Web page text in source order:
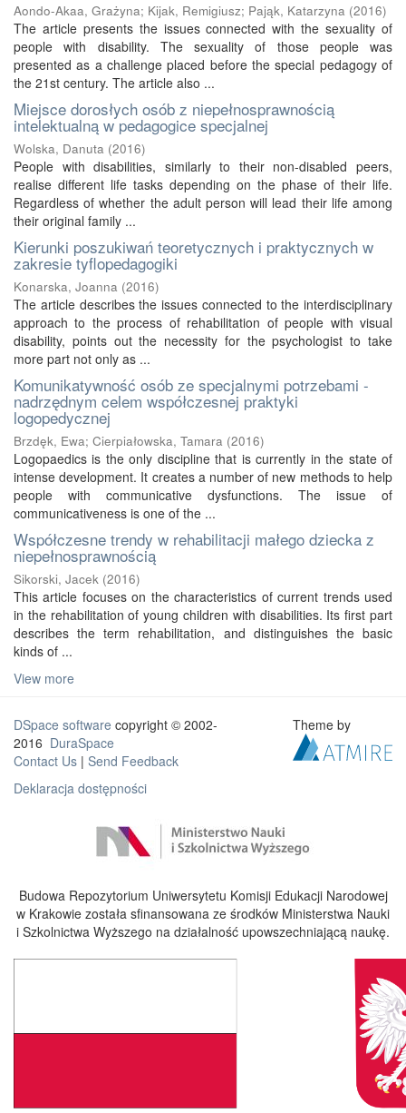
Aondo-Akaa, Grażyna; Kijak, Remigiusz; Pająk, Katarzyna (2016)
The article presents the issues connected with the sexuality of
people with disability. The sexuality of those people was
presented as a challenge placed before the special pedagogy of
the 21st century. The article also ...
Miejsce dorosłych osób z niepełnosprawnością
intelektualną w pedagogice specjalnej
Wolska, Danuta (2016)
People with disabilities, similarly to their non-disabled peers,
realise different life tasks depending on the phase of their life.
Regardless of whether the adult person will lead their life among
their original family ...
Kierunki poszukiwań teoretycznych i praktycznych w
zakresie tyflopedagogiki
Konarska, Joanna (2016)
The article describes the issues connected to the interdisciplinary
approach to the process of rehabilitation of people with visual
disability, points out the necessity for the psychologist to take
more part not only as ...
Komunikatywność osób ze specjalnymi potrzebami -
nadrzędnym celem współczesnej praktyki
logopedycznej
Brzdęk, Ewa; Cierpiałowska, Tamara (2016)
Logopaedics is the only discipline that is currently in the state of
intense development. It creates a number of new methods to help
people with communicative dysfunctions. The issue of
communicativeness is one of the ...
Współczesne trendy w rehabilitacji małego dziecka z
niepełnosprawnością
Sikorski, Jacek (2016)
This article focuses on the characteristics of current trends used
in the rehabilitation of young children with disabilities. Its first part
describes the term rehabilitation, and distinguishes the basic
kinds of ...
View more
DSpace software copyright © 2002-
2016 DuraSpace
Contact Us | Send Feedback
Deklaracja dostępności
Theme by
Budowa Repozytorium Uniwersytetu Komisji Edukacji Narodowej
w Krakowie została sfinansowana ze środków Ministerstwa Nauki
i Szkolnictwa Wyższego na działalność upowszechniającą naukę.